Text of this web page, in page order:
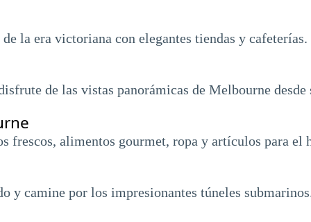
la era victoriana con elegantes tiendas y cafeterías.
de las vistas panorámicas de Melbourne desde
frescos, alimentos gourmet, ropa y artículos para el
y camine por los impresionantes túneles